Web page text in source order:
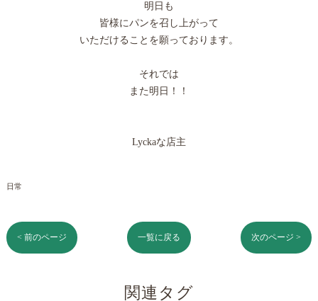
明日も
皆様にパンを召し上がって
いただけることを願っております。
それでは
また明日！！
Lyckaな店主
日常
< 前のページ 一覧に戻る 次のページ >
関連タグ